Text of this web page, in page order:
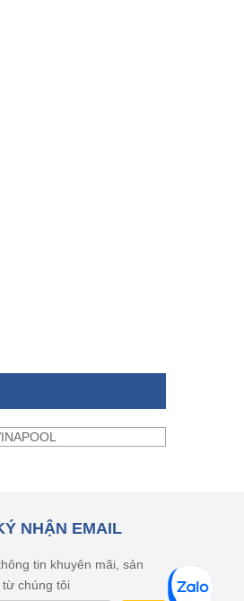
NHẬN EMAIL
tin khuyên mãi, sản
chúng tôi